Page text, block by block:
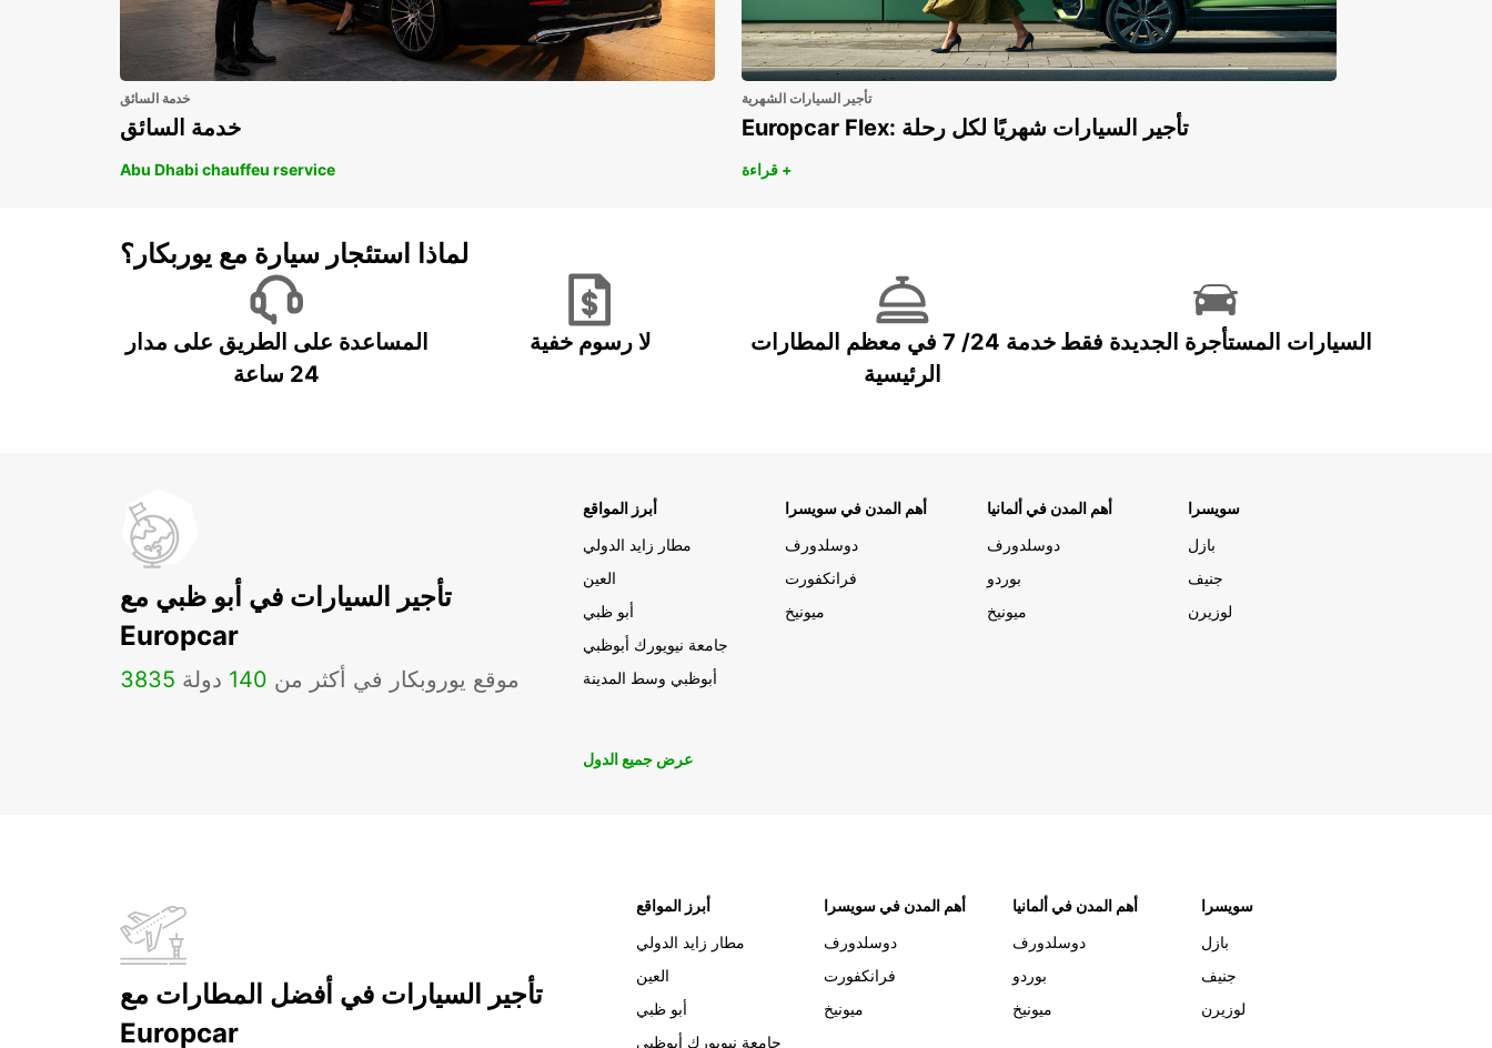
خدمة السائق
خدمة السائق
Abu Dhabi chauffeu rservice
تأجير السيارات الشهرية
Europcar Flex: تأجير السيارات شهريًا لكل رحلة
قراءة +
لماذا استئجار سيارة مع يوربكار؟
المساعدة على الطريق على مدار
24 ساعة
لا رسوم خفية
خدمة 24/ 7 في معظم المطارات
الرئيسية
السيارات المستأجرة الجديدة فقط
تأجير السيارات في أبو ظبي مع
Europcar
3835 موقع يوروبكار في أكثر من 140 دولة
أبرز المواقع
مطار زايد الدولي
العين
أبو ظبي
جامعة نيويورك أبوظبي
أبوظبي وسط المدينة
أهم المدن في سويسرا
دوسلدورف
فرانكفورت
ميونيخ
أهم المدن في ألمانيا
دوسلدورف
بوردو
ميونيخ
سويسرا
بازل
جنيف
لوزيرن
عرض جميع الدول
تأجير السيارات في أفضل المطارات مع
Europcar
أبرز المواقع
مطار زايد الدولي
العين
أبو ظبي
جامعة نيويورك أبوظبي
أهم المدن في سويسرا
دوسلدورف
فرانكفورت
ميونيخ
أهم المدن في ألمانيا
دوسلدورف
بوردو
ميونيخ
سويسرا
بازل
جنيف
لوزيرن